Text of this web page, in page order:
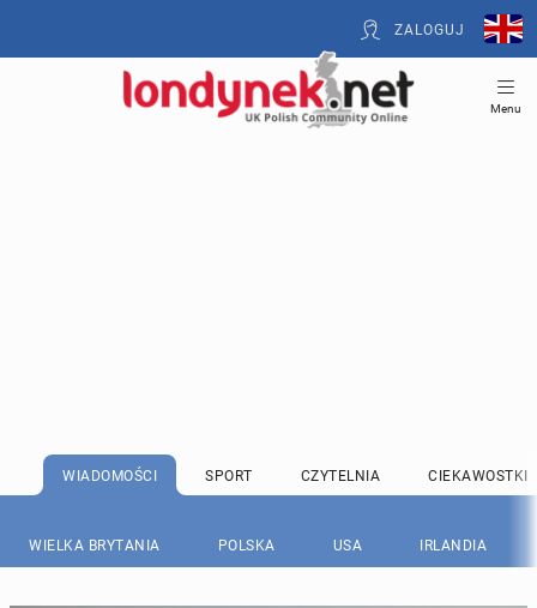
ZALOGUJ
Menu
WIADOMOŚCI SPORT CZYTELNIA CIEKAWOSTKI
WIELKA BRYTANIA POLSKA USA IRLANDIA